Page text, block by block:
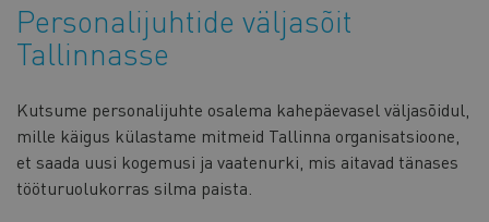
Personalijuhtide väljasõit
Tallinnasse
Kutsume personalijuhte osalema kahepäevasel väljasõidul,
mille käigus külastame mitmeid Tallinna organisatsioone,
et saada uusi kogemusi ja vaatenurki, mis aitavad tänases
tööturuolukorras silma paista.